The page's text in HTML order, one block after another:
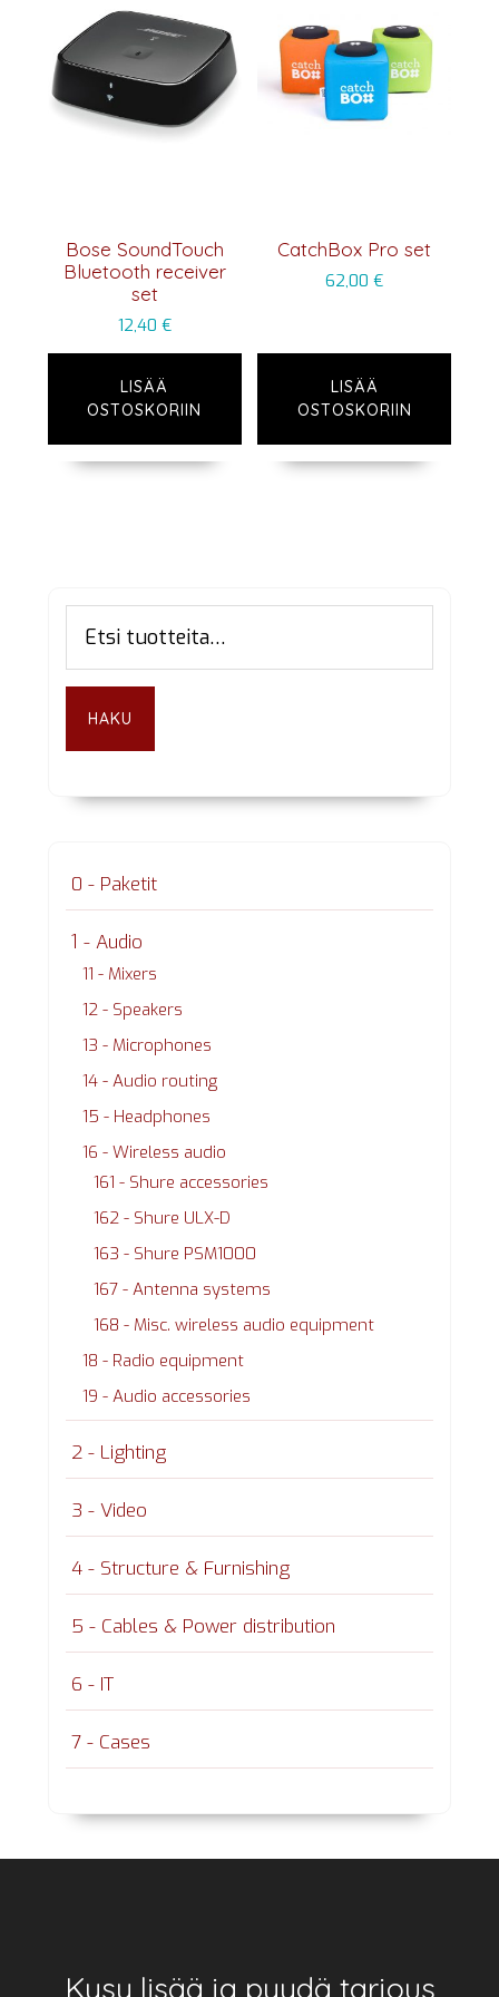
Bose SoundTouch
Bluetooth receiver
set
12,40 €
LISÄÄ
OSTOSKORIIN
CatchBox Pro set
62,00€
LISÄÄ
OSTOSKORIIN
Ensisijainen
sivupalkki
HAKU
0 - Paketit
1 - Audio
11 - Mixers
12 - Speakers
13 - Microphones
14 - Audio routing
15 - Headphones
16 - Wireless audio
161 - Shure accessories
162 - Shure ULX-D
163 - Shure PSM1000
167 - Antenna systems
168 - Misc. wireless audio equipment
18 - Radio equipment
19 - Audio accessories
2 - Lighting
3 - Video
4 - Structure & Furnishing
5 - Cables & Power distribution
6 - IT
7 - Cases
Footer
Kysy lisää ja pyydä tarjous